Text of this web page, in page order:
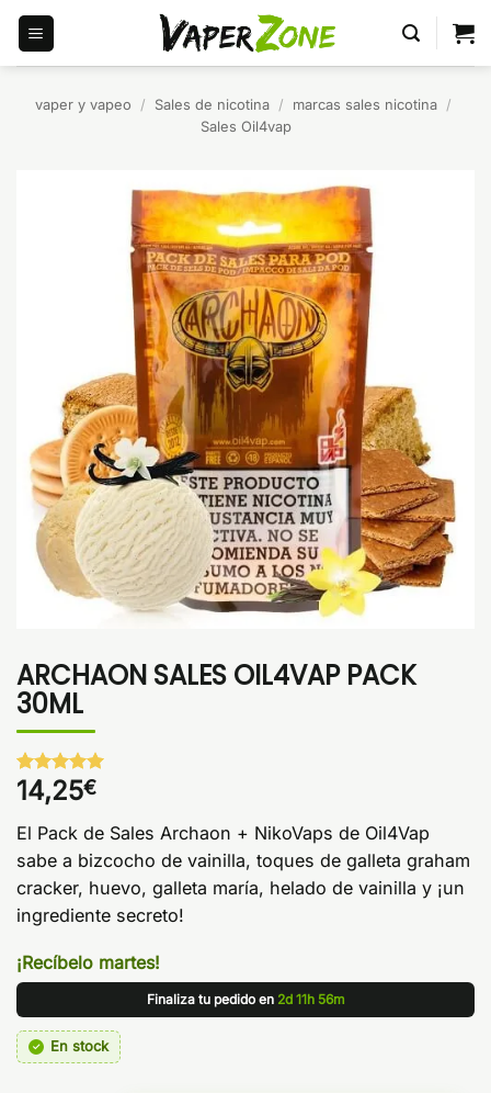
Saltar
contenido
vaper y vapeo / Sales de nicotina / marcas sales nicotina /
Sales Oil4vap
ARCHAON SALES OIL4VAP PACK
30ML
Valorado
con5de 5
1
valoración
de un
14,25€
El Pack de Sales Archaon + NikoVaps de Oil4Vap
sabe a bizcocho de vainilla, toques de galleta graham
cracker, huevo, galleta maría, helado de vainilla y ¡un
ingrediente secreto!
¡Recíbelo martes!
Finaliza tu pedido en 2d 11h 56m
En stock